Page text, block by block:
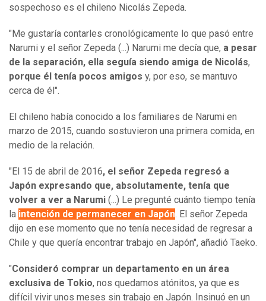
sospechoso es el chileno Nicolás Zepeda.
"Me gustaría contarles cronológicamente lo que pasó entre
Narumi y el señor Zepeda (...) Narumi me decía que, a pesar
de la separación, ella seguía siendo amiga de Nicolás,
porque él tenía pocos amigos y, por eso, se mantuvo
cerca de él".
El chileno había conocido a los familiares de Narumi en
marzo de 2015, cuando sostuvieron una primera comida, en
medio de la relación.
"El 15 de abril de 2016, el señor Zepeda regresó a
Japón expresando que, absolutamente, tenía que
volver a ver a Narumi (...) Le pregunté cuánto tiempo tenía
la intención de permanecer en Japón. El señor Zepeda
dijo en ese momento que no tenía necesidad de regresar a
Chile y que quería encontrar trabajo en Japón", añadió Taeko.
"Consideró comprar un departamento en un área
exclusiva de Tokio, nos quedamos atónitos, ya que es
difícil vivir unos meses sin trabajo en Japón. Insinuó en un